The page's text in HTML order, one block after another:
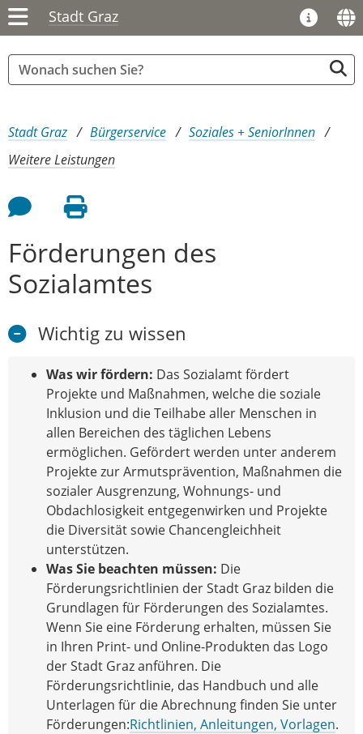
Stadt Graz
Sie sind hier:
Stadt Graz Bürgerservice
Soziales + SeniorInnen
Weitere Leistungen
Feedback an Autor
Seite drucken
Förderungen des
Sozialamtes
Wichtig zu wissen
Was wir fördern: Das Sozialamt fördert
Projekte und Maßnahmen, welche die soziale
Inklusion und die Teilhabe aller Menschen in
allen Bereichen des täglichen Lebens
ermöglichen. Gefördert werden unter anderem
Projekte zur Armutsprävention, Maßnahmen die
sozialer Ausgrenzung, Wohnungs- und
Obdachlosigkeit entgegenwirken und Projekte
die Diversität sowie Chancengleichheit
unterstützen.
Was Sie beachten müssen: Die
Förderungsrichtlinien der Stadt Graz bilden die
Grundlagen für Förderungen des Sozialamtes.
Wenn Sie eine Förderung erhalten, müssen Sie
in Ihren Print- und Online-Produkten das Logo
der Stadt Graz anführen. Die
Förderungsrichtlinie, das Handbuch und alle
Unterlagen für die Abrechnung finden Sie unter
Förderungen:Richtlinien, Anleitungen, Vorlagen.